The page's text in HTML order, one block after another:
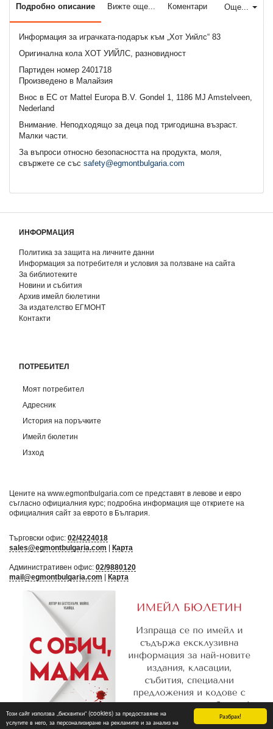
Разбрах!
Този сайт използва „бисквитки“ (cookies) за предоставяне на
услугите в него, за персонализиране на рекламите и за анализ на
Още...
Подробно описание Вижте още... Коментари
Информация за играчката-подарък към „Хот Уийлс“ 83
Оригинална кола ХОТ УИЙЛС, разновидност
Партиден номер 2401718
Произведено в Малайзия
Внос в ЕС от Mattel Europa B.V. Gondel 1, 1186 MJ Amstelveen,
Nederland
Внимание. Неподходящo за деца под тригодишна възраст.
Малки части.
За въпроси относно безопасността на продукта, моля,
свържете се със safety@egmontbulgaria.com
ИНФОРМАЦИЯ
Политика за защита на личните данни
Информация за потребителя и условия за ползване на сайта
За библиотеките
Новини и събития
Архив имейл бюлетини
За издателство ЕГМОНТ
Контакти
ПОТРЕБИТЕЛ
Моят потребител
Адресник
История на поръчките
Имейл бюлетин
Изход
Цените на www.egmontbulgaria.com се представят в левове и евро
съгласно официалния курс; подробна информация ще откриете на
официалния сайт за еврото в България
Търговски офис: 02/4224018
sales@egmontbulgaria.com
Карта
Административен офис: 02/9880120
mail@egmontbulgaria.com
Карта